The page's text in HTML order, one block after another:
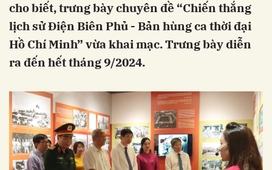
cho biết, trưng bày chuyên đề “Chiến thắng
lịch sử Điện Biên Phủ - Bản hùng ca thời đại
Hồ Chí Minh” vừa khai mạc. Trưng bày diễn
ra đến hết tháng 9/2024.